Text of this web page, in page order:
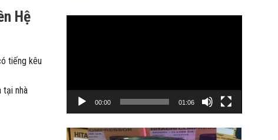
Hệ
tiếng kêu
tại nhà
00:00 01:06